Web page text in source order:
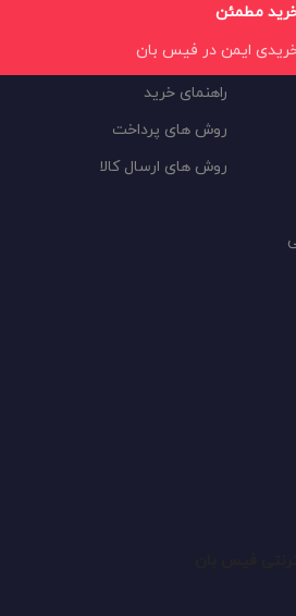
مطمئن
ایمن در فیس بان
راهنمای خرید
روش های پرداخت
روش های ارسال کالا